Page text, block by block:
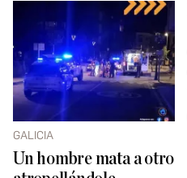
GALICIA
Un hombre mata a otro